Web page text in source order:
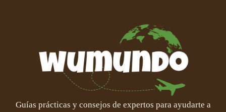
Guías prácticas y consejos de expertos para ayudarte a